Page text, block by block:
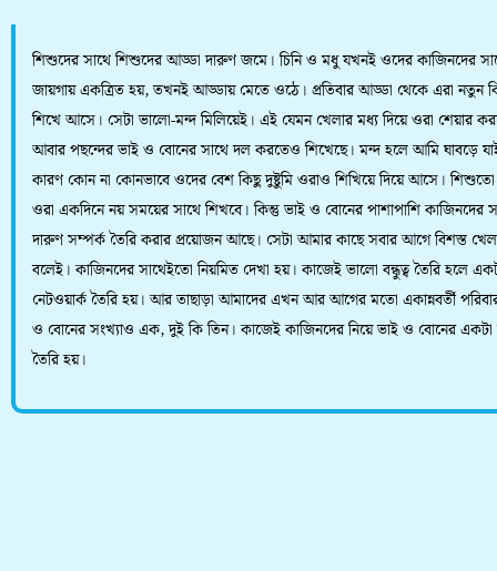
শিশুদের সাথে শিশুদের আড্ডা দারুণ জমে। চিনি ও মধু যখনই ওদের কাজিনদের
জায়গায় একত্রিত হয়, তখনই আড্ডায় মেতে ওঠে। প্রতিবার আড্ডা থেকে এরা নতুন
শিখে আসে। সেটা ভালো-মন্দ মিলিয়েই। এই যেমন খেলার মধ্য দিয়ে ওরা শেয়ার
আবার পছন্দের ভাই ও বোনের সাথে দল করতেও শিখেছে। মন্দ হলে আমি ঘাবড়ে
কারণ কোন না কোনভাবে ওদের বেশ কিছু দুষ্টুমি ওরাও শিখিয়ে দিয়ে আসে।
ওরা একদিনে নয় সময়ের সাথে শিখবে। কিন্তু ভাই ও বোনের পাশাপাশি কাজিনদের
দারুণ সম্পর্ক তৈরি করার প্রয়োজন আছে। সেটা আমার কাছে সবার আগে বিশস্ত
বলেই। কাজিনদের সাথেইতো নিয়মিত দেখা হয়। কাজেই ভালো বন্ধুত্ব তৈরি হলে
নেটওয়ার্ক তৈরি হয়। আর তাছাড়া আমাদের এখন আর আগের মতো একান্নবর্তী
ও বোনের সংখ্যাও এক, দুই কি তিন। কাজেই কাজিনদের নিয়ে ভাই ও বোনের
তৈরি হয়।